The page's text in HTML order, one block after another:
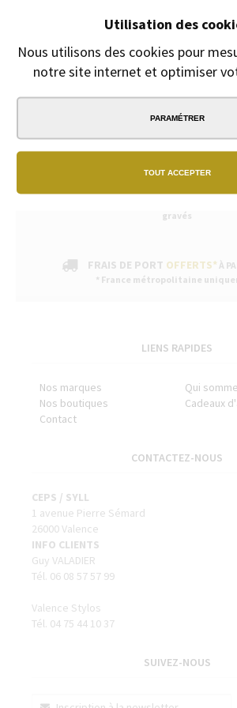
Utilisation des
Nous utilisons des cookies pour
notre site internet et optimiser
PARAMÉTRER
TOUT ACCEPTER
Gravure Offerte
PAIEMENTSÉCURISÉ
gravés
FRAIS DE PORT OFFERTS* À
* France métropolitaine
LIENS RAPIDES
Nos marques
Qui
Nos boutiques
Cadeaux
Contact
CONTACTEZ-NOUS
CEPS / SYLL
1 avenue Pierre Sémard
26000 Valence
INFO CLIENTS
Guy VALADIER
Tél. 06 08 57 57 99
Valence Stylos
Tél. 04 75 44 10 37
SUIVEZ-NOUS